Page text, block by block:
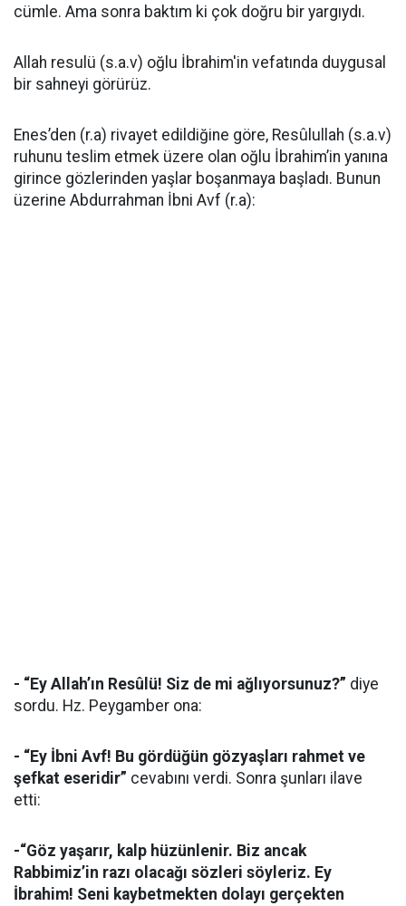
cümle. Ama sonra baktım ki çok doğru bir yargıydı.
Allah resulü (s.a.v) oğlu İbrahim'in vefatında duygusal
bir sahneyi görürüz.
Enes’den (r.a) rivayet edildiğine göre, Resûlullah (s.a.v)
ruhunu teslim etmek üzere olan oğlu İbrahim’in yanına
girince gözlerinden yaşlar boşanmaya başladı. Bunun
üzerine Abdurrahman İbni Avf (r.a):
- “Ey Allah’ın Resûlü! Siz de mi ağlıyorsunuz?” diye
sordu. Hz. Peygamber ona:
- “Ey İbni Avf! Bu gördüğün gözyaşları rahmet ve
şefkat eseridir” cevabını verdi. Sonra şunları ilave
etti:
-“Göz yaşarır, kalp hüzünlenir. Biz ancak
Rabbimiz’in razı olacağı sözleri söyleriz. Ey
İbrahim! Seni kaybetmekten dolayı gerçekten